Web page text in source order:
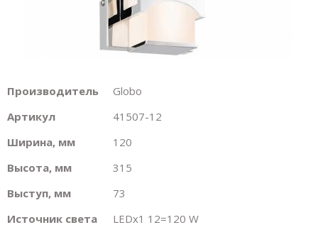
Производитель
Globo
Артикул
41507-12
Ширина, мм
120
Высота, мм
315
Выступ, мм
73
Источник света
LEDх1 12=120 W